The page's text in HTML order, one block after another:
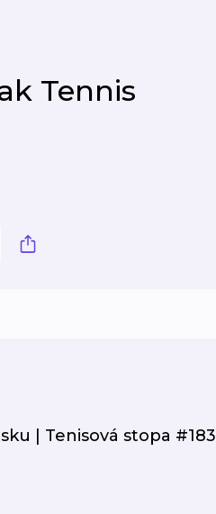
Tennis
| Tenisová stopa #183